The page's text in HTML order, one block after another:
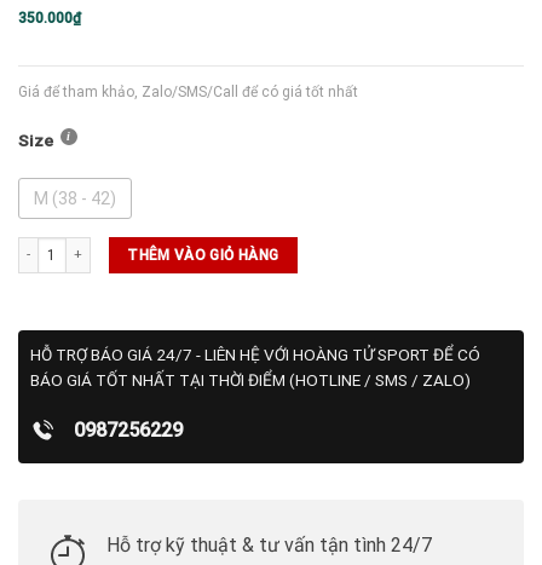
350.000₫
Giá để tham khảo, Zalo/SMS/Call để có giá tốt nhất
Size
M (38 - 42)
Tất Wilson Quarter-Length Sock số lượng
THÊM VÀO GIỎ HÀNG
HỖ TRỢ BÁO GIÁ 24/7 - LIÊN HỆ VỚI HOÀNG TỬ SPORT ĐỂ CÓ
BÁO GIÁ TỐT NHẤT TẠI THỜI ĐIỂM (HOTLINE / SMS / ZALO)
0987256229
Hỗ trợ kỹ thuật & tư vấn tận tình 24/7